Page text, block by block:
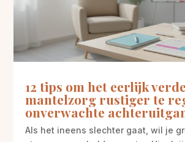
12 tips om het eerlijk
mantelzorg rustiger te
onverwachte
Als het ineens slechter gaat, wil je